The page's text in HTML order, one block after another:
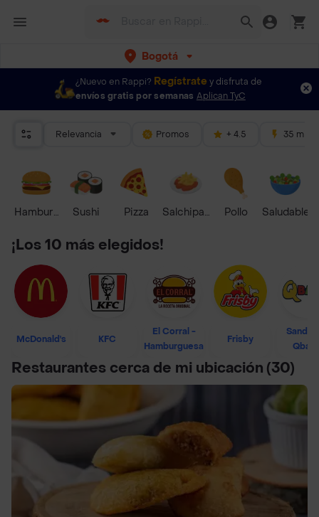
Bogotá
¿Nuevo en Rappi? Regístrate y disfruta de
envíos gratis por semanas Aplican TyC
Relevancia Promos + 4.5 35 mins
HamburguesaSushi Pizza Salchipapas Pollo Saludable
¡Los 10 más elegidos!
McDonald's KFC
El Corral -
Hamburguesa
Frisby
Restaurantes cerca de mi ubicación (30)